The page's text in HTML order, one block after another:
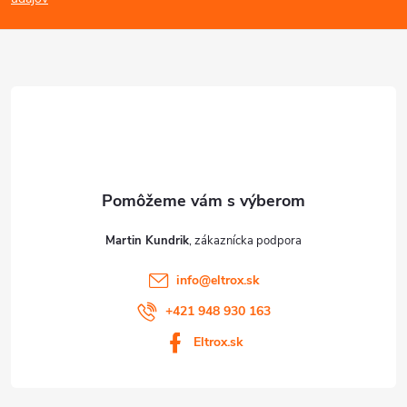
p
Martin Kundrik
info@eltrox.sk
+421 948 930 163
Eltrox.sk